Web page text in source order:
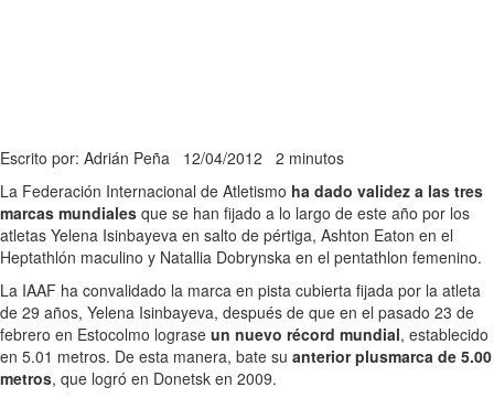
Escrito por: Adrián Peña 12/04/2012 2 minutos
La Federación Internacional de Atletismo ha dado validez a las tres
marcas mundiales que se han fijado a lo largo de este año por los
atletas Yelena Isinbayeva en salto de pértiga, Ashton Eaton en el
Heptathlón maculino y Natallia Dobrynska en el pentathlon femenino.
La IAAF ha convalidado la marca en pista cubierta fijada por la atleta
de 29 años, Yelena Isinbayeva, después de que en el pasado 23 de
febrero en Estocolmo lograse un nuevo récord mundial, establecido
en 5.01 metros. De esta manera, bate su anterior plusmarca de 5.00
metros, que logró en Donetsk en 2009.